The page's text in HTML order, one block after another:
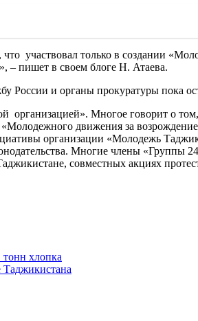
участвовал только в создании
– пишет в своем блоге Н. Атаева.
России и органы прокуратуры пока
организацией». Многое говорит о
движения за
организации «Молодежь
Многие члены «Группы
совместных акциях
тонн хлопка